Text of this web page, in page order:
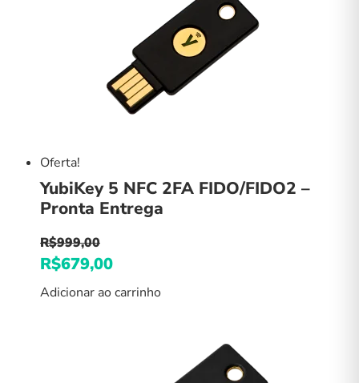
Oferta!
YubiKey 5 NFC 2FA FIDO/FIDO2 –
Pronta Entrega
R$999,00
O
preço
R$679,00O
preço
Adicionar ao carrinho